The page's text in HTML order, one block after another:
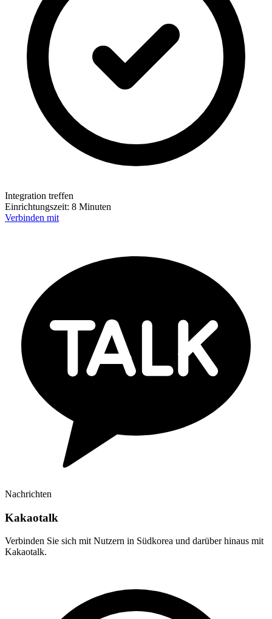
Integration treffen
Einrichtungszeit: 8 Minuten
Verbinden mit
Nachrichten
Kakaotalk
Verbinden Sie sich mit Nutzern in Südkorea und darüber hinaus mit
Kakaotalk.